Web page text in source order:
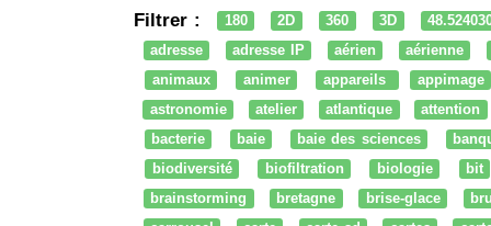
Filtrer : 180 2D 360 3D
adresse
adresse IP aérien
aérienne
animaux
animer appareils
appimage
astronomie
atelier atlantique
attention
bacterie
baie baie des sciences
biodiversité
biofiltration biologie
bit
brainstorming
bretagne brise-glace